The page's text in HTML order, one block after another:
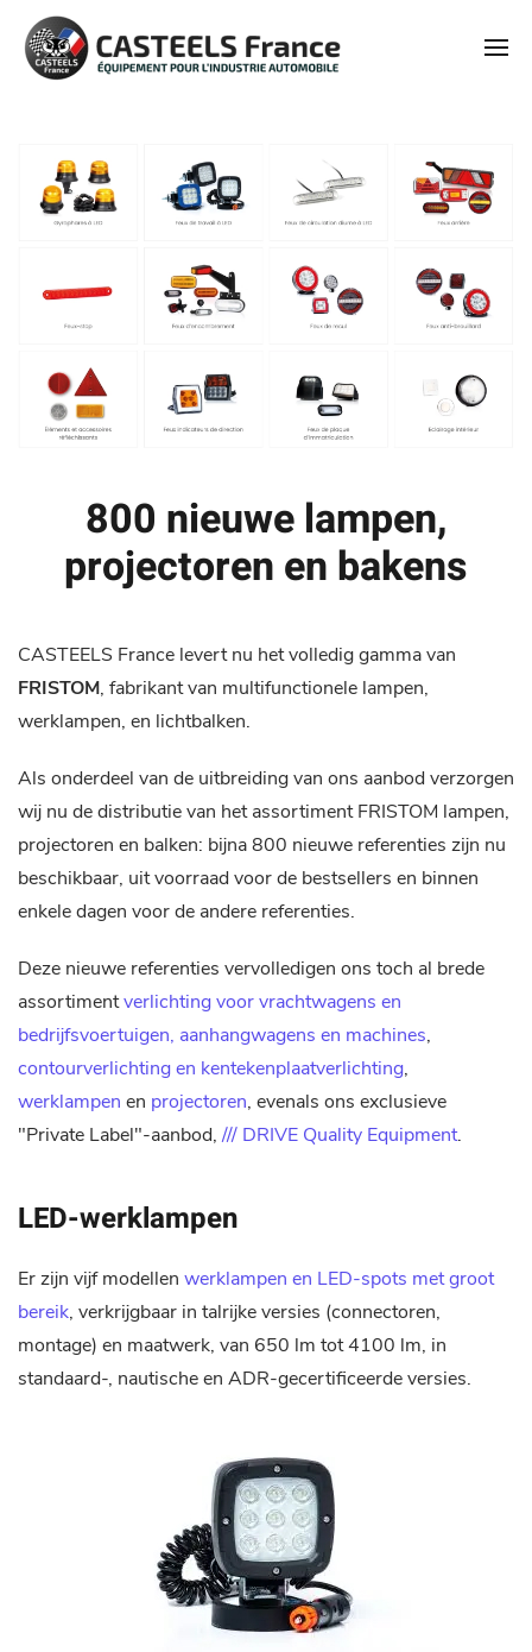
800 nieuwe lampen,
projectoren en bakens
CASTEELS France levert nu het volledig gamma van
FRISTOM, fabrikant van multifunctionele lampen,
werklampen, en lichtbalken.
Als onderdeel van de uitbreiding van ons aanbod verzorgen
wij nu de distributie van het assortiment FRISTOM lampen,
projectoren en balken: bijna 800 nieuwe referenties zijn nu
beschikbaar, uit voorraad voor de bestsellers en binnen
enkele dagen voor de andere referenties.
Deze nieuwe referenties vervolledigen ons toch al brede
assortimentverlichting voor vrachtwagens en
bedrijfsvoertuigen, aanhangwagens en machines,
contourverlichting en kentekenplaatverlichting,
werklampen en projectoren, evenals ons exclusieve
"Private Label"-aanbod,/// DRIVE Quality Equipment.
LED-werklampen
Er zijn vijf modellen werklampen en LED-spots met groot
bereik, verkrijgbaar in talrijke versies (connectoren,
montage) en maatwerk, van 650 lm tot 4100 lm, in
standaard-, nautische en ADR-gecertificeerde versies.